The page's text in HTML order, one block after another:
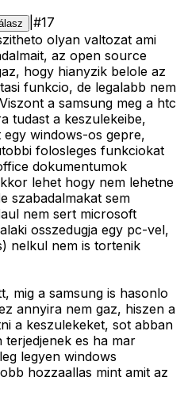
#17
olyan valtozat ami
az open source
hogy hianyzik belole az
funkcio, de legalabb nem
a samsung meg a htc
tudast a keszulekeibe,
windows-os gepre,
folosleges funkciokat
dokumentumok
lehet hogy nem lehetne
szabadalmakat sem
nem sert microsoft
osszedugja egy pc-vel,
nelkul nem is tortenik
mig a samsung is hasonlo
annyira nem gaz, hiszen a
a keszulekeket, sot abban
es ha mar
legyen windows
hozzaallas mint amit az